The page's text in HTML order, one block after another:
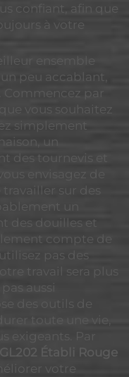
confiant, afin que
à votre
ensemble
peu accablant,
Commencez par
vous souhaitez
simplement
un
des tournevis et
envisagez de
sur des
un
des douilles et
compte de
pas des
travail sera plus
aussi
des outils de
toute une vie,
exigeants. Par
Établi Rouge
votre